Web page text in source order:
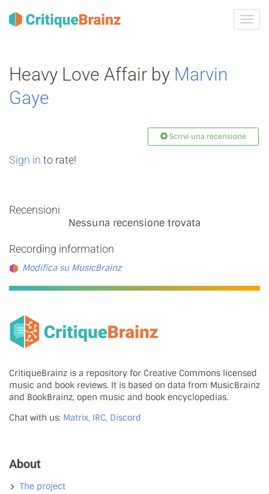
Heavy Love Affair by Marvin
Gaye
Scrivi una recensione
Sign in to rate!
Recensioni
Nessuna recensione trovata
Recording information
Modifica su MusicBrainz
CritiqueBrainz is a repository for Creative Commons licensed
music and book reviews. It is based on data from MusicBrainz
and BookBrainz, open music and book encyclopedias.
Chat with us: Matrix, IRC, Discord
About
The project